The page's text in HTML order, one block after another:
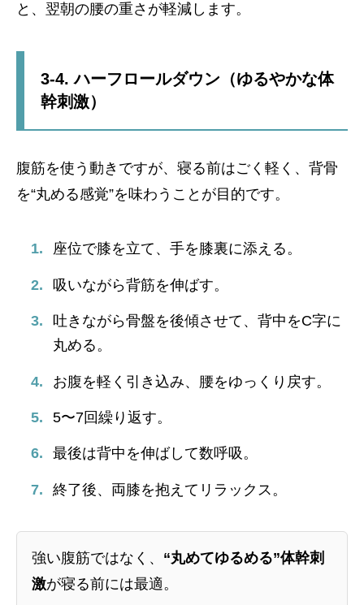
と、翌朝の腰の重さが軽減します。
3-4. ハーフロールダウン（ゆるやかな体
幹刺激）
腹筋を使う動きですが、寝る前はごく軽く、背骨
を“丸める感覚”を味わうことが目的です。
座位で膝を立て、手を膝裏に添える。
吸いながら背筋を伸ばす。
吐きながら骨盤を後傾させて、背中をC字に
丸める。
お腹を軽く引き込み、腰をゆっくり戻す。
5〜7回繰り返す。
最後は背中を伸ばして数呼吸。
終了後、両膝を抱えてリラックス。
強い腹筋ではなく、 “丸めてゆるめる”体幹刺
激が寝る前には最適。